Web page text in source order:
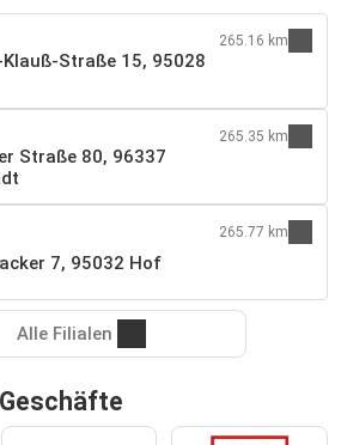
Straße 15, 95028
265.16 km
Straße 80, 96337
265.35 km
7, 95032 Hof
265.77 km
Alle Filialen